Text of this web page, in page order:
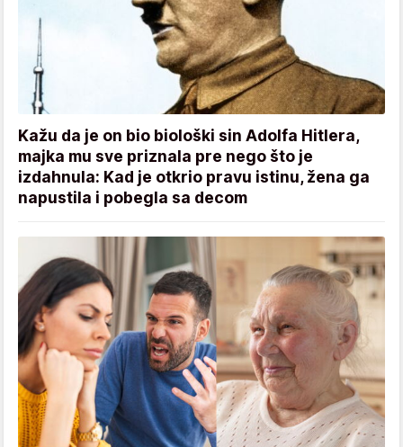
Kažu da je on bio biološki sin Adolfa Hitlera,
majka mu sve priznala pre nego što je
izdahnula: Kad je otkrio pravu istinu, žena ga
napustila i pobegla sa decom